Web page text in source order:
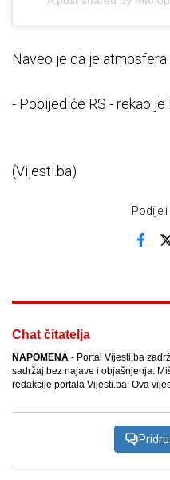
Naveo je da je atmosfera
- Pobijediće RS - rekao je
(Vijesti.ba)
Chat čitatelja
NAPOMENA - Portal Vijesti.ba
sadržaj bez najave i objašnjenja.
redakcije portala Vijesti.ba. Ova